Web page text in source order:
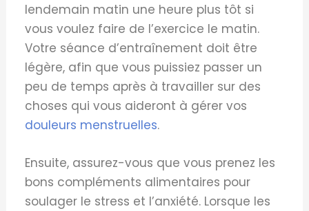
lendemain matin une heure plus tôt si
vous voulez faire de l’exercice le matin.
Votre séance d’entraînement doit être
légère, afin que vous puissiez passer un
peu de temps après à travailler sur des
choses qui vous aideront à gérer vos
douleurs menstruelles.
Ensuite, assurez-vous que vous prenez les
bons compléments alimentaires pour
soulager le stress et l’anxiété. Lorsque les